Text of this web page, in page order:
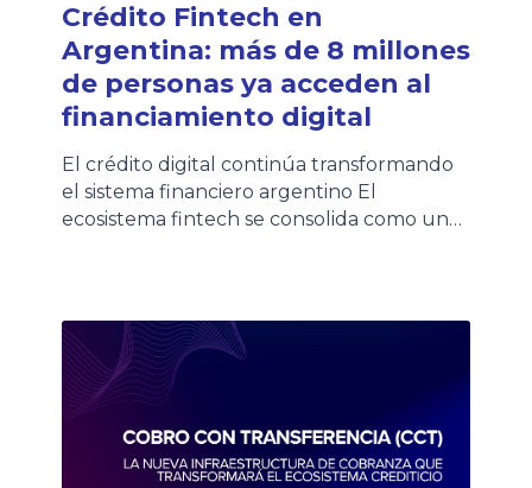
Crédito Fintech en
Argentina: más de 8 millones
de personas ya acceden al
financiamiento digital
El crédito digital continúa transformando
el sistema financiero argentino El
ecosistema fintech se consolida como uno
elaborado por el ITBA y la Cámara
Argentina Fintech, más de 8,1 millones de
personas ya acceden a crédito fintech en
[…]